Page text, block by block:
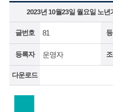
2023년 10월23일 월요일 노
글번호 81
등록자 운영자
다운로드